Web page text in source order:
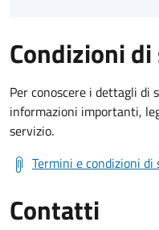
Condizioni
Per conoscere i dettagli di
informazioni importanti,
servizio.
Termini e condizioni di
Contatti